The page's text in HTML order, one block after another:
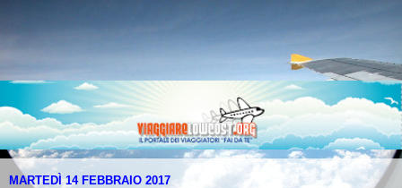
MARTEDÌ 14 FEBBRAIO 2017